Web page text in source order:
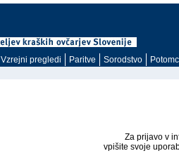
Vzrejni pregledi Paritve Sorodstvo
Za prijavo v
vpišite svoje